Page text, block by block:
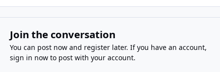
Join the conversation
You can post now and register later. If you have an account,
sign in nowto post with your account.